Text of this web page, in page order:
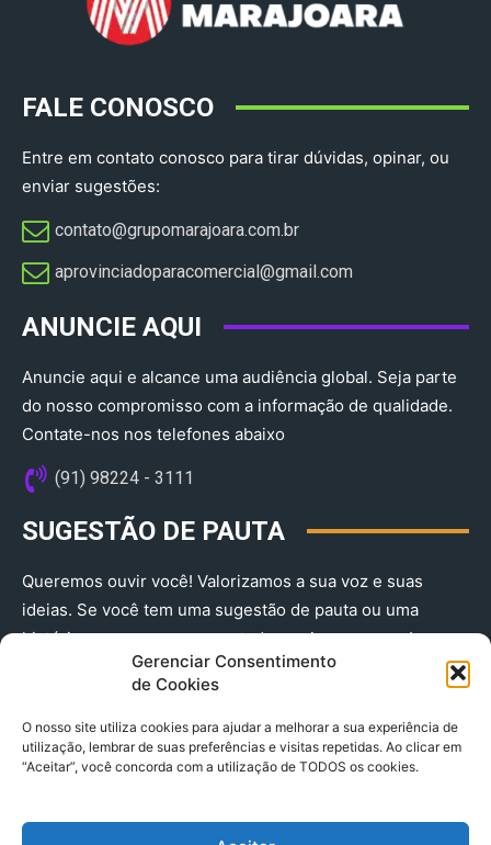
Gerenciar Consentimento
de Cookies
O nosso site utiliza cookies para ajudar a melhorar a sua experiência de
utilização, lembrar de suas preferências e visitas repetidas. Ao clicar em
“Aceitar”, você concorda com a utilização de TODOS os cookies.
FALE CONOSCO
Entre em contato conosco para tirar dúvidas, opinar, ou
enviar sugestões:
contato@grupomarajoara.com.br
aprovinciadoparacomercial@gmail.com​
ANUNCIE AQUI
Anuncie aqui e alcance uma audiência global. Seja parte
do nosso compromisso com a informação de qualidade.
Contate-nos nos telefones abaixo
(91) 98224 - 3111
SUGESTÃO DE PAUTA
Queremos ouvir você! Valorizamos a sua voz e suas
ideias. Se você tem uma sugestão de pauta ou uma
história que merece ser contada, envie-nos agora!
(91) 98224 - 3111